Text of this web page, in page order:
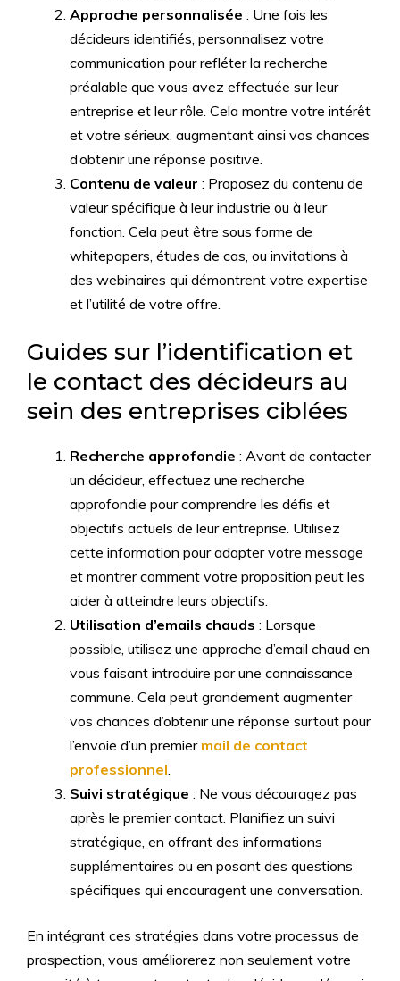
Approche personnalisée : Une fois les
décideurs identifiés, personnalisez votre
communication pour refléter la recherche
préalable que vous avez effectuée sur leur
entreprise et leur rôle. Cela montre votre intérêt
et votre sérieux, augmentant ainsi vos chances
d’obtenir une réponse positive.
Contenu de valeur : Proposez du contenu de
valeur spécifique à leur industrie ou à leur
fonction. Cela peut être sous forme de
whitepapers, études de cas, ou invitations à
des webinaires qui démontrent votre expertise
et l’utilité de votre offre.
Guides sur l’identification et
le contact des décideurs au
sein des entreprises ciblées
Recherche approfondie : Avant de contacter
un décideur, effectuez une recherche
approfondie pour comprendre les défis et
objectifs actuels de leur entreprise. Utilisez
cette information pour adapter votre message
et montrer comment votre proposition peut les
aider à atteindre leurs objectifs.
Utilisation d’emails chauds : Lorsque
possible, utilisez une approche d’email chaud en
vous faisant introduire par une connaissance
commune. Cela peut grandement augmenter
vos chances d’obtenir une réponse surtout pour
l’envoie d’un premier mail de contact
professionnel.
Suivi stratégique : Ne vous découragez pas
après le premier contact. Planifiez un suivi
stratégique, en offrant des informations
supplémentaires ou en posant des questions
spécifiques qui encouragent une conversation.
En intégrant ces stratégies dans votre processus de
prospection, vous améliorerez non seulement votre